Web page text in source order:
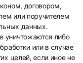
договором,
или поручителем
данных.
уничтожаются либо
или в случае
целей, если иное не